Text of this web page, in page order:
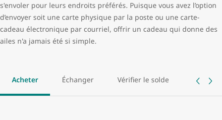
s'envoler pour leurs endroits préférés. Puisque vous avez l’option
d’envoyer soit une carte physique par la poste ou une carte-
cadeau électronique par courriel, offrir un cadeau qui donne des
ailes n'a jamais été si simple.
Acheter Échanger Vérifier le solde Faire